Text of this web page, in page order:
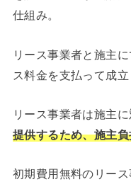
仕組み。
リース事業者と施主
ス料金を支払って成立
リース事業者は施主
提供するため、施主
初期費用無料のリー